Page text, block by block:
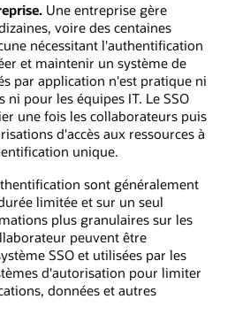
Une entreprise gère
voire des centaines
nécessitant l'authentification
et maintenir un système de
par application n'est pratique ni
pour les équipes IT. Le SSO
une fois les collaborateurs puis
d'accès aux ressources à
unique.
sont généralement
limitée et sur un seul
plus granulaires sur les
peuvent être
SSO et utilisées par les
d'autorisation pour limiter
données et autres